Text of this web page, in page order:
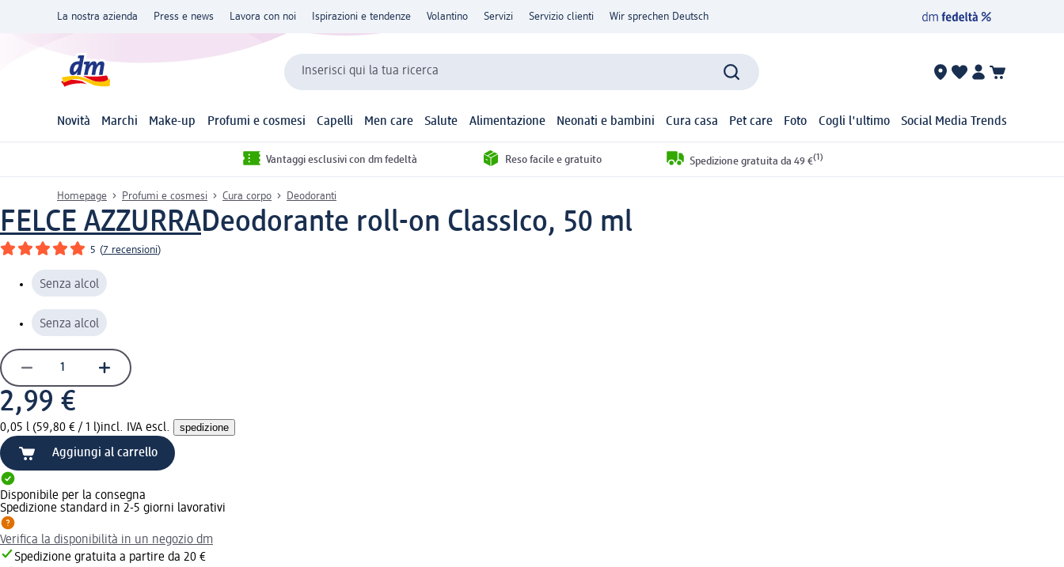
La nostra azienda Press e news Lavora con noi Ispirazioni e tendenze Volantino Servizi Servizio clienti Wir sprechen Deutsch
Inserisci qui la tua ricerca
Novità Marchi Make-up Profumi e cosmesi Capelli Men care Salute Alimentazione Neonati e bambini Cura casa Pet care Foto Cogli l'ultimo Social Media Trends
Vantaggi esclusivi con dm fedeltà Reso facile e gratuito Spedizione gratuita da 49 €(1)
Homepage Profumi e cosmesi Cura corpo Deodoranti
FELCE AZZURRADeodorante roll-on ClassIco, 50 ml
5 (7 recensioni)
Senza alcol
Senza alcol
2,99 €
0,05 l (59,80 € / 1 l)incl. IVA escl. spedizione
Aggiungi al carrello
Disponibile per la consegna
Spedizione standard in 2-5 giorni lavorativi
Verifica la disponibilità in un negozio dm
Spedizione gratuita a partire da 20 €